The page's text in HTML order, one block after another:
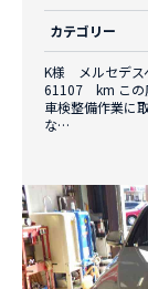
カテゴリー
K様 メルセデ
61107 km この
車検整備作業に
な…